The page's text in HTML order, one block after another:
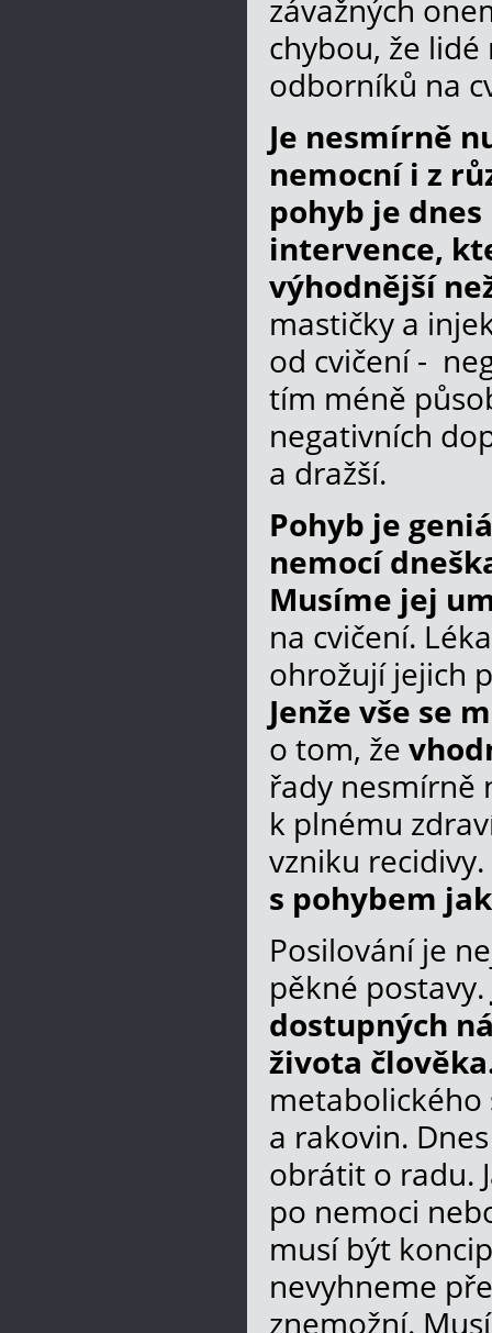
závažných
chybou, že
odborníků na
Je nesmírně
nemocní i z
pohyb je
intervence,
výhodnější
mastičky a
od cvičení -
tím méně
negativních
a dražší.
Pohyb je
nemocí
Musíme jej
na cvičení.
ohrožují jejich
Jenže vše se
o tom, že
řady nesmírně
k plnému
vzniku recidivy.
s pohybem
Posilování je
pěkné postavy.
dostupných
života
metabolického
a rakovin.
obrátit o radu.
po nemoci
musí být
nevyhneme
znemožní.